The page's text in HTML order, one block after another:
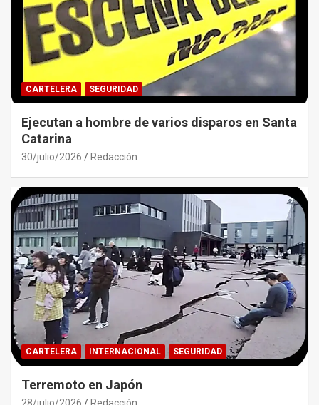
CARTELERA SEGURIDAD
Ejecutan a hombre de varios disparos en Santa
Catarina
30/julio/2026 Redacción
CARTELERA INTERNACIONAL SEGURIDAD
Terremoto en Japón